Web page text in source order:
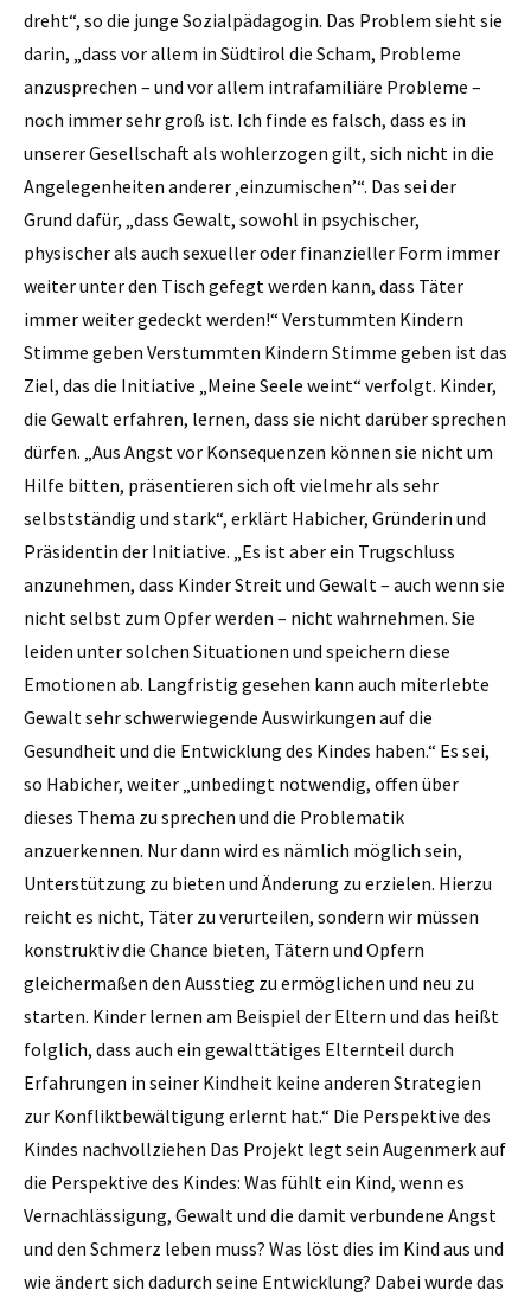
dreht“, so die junge Sozialpädagogin. Das Problem sieht sie
darin, „dass vor allem in Südtirol die Scham, Probleme
anzu­sprechen – und vor allem intrafamiliäre Probleme –
noch immer sehr groß ist. Ich finde es falsch, dass es in
unserer Gesellschaft als wohlerzogen gilt, sich nicht in die
Angelegenheiten anderer ‚einzumischen’“. Das sei der
Grund dafür, „dass Gewalt, sowohl in psychischer,
physischer als auch sexueller oder finanzieller Form immer
weiter unter den Tisch gefegt werden kann, dass Täter
immer weiter gedeckt werden!“ Verstummten Kindern
Stimme geben Verstummten Kindern Stimme geben ist das
Ziel, das die Initiative „Meine Seele weint“ verfolgt. Kinder,
die Gewalt erfahren, lernen, dass sie nicht darüber sprechen
dürfen. „Aus Angst vor Konsequenzen können sie nicht um
Hilfe ­bitten, präsentieren sich oft vielmehr als sehr
selbstständig und stark“, erklärt Habicher, Gründerin und
Präsidentin der Initiative. „Es ist aber ein Trugschluss
anzunehmen, dass Kinder Streit und Gewalt – auch wenn sie
nicht selbst zum Opfer werden – nicht wahrnehmen. Sie
leiden unter solchen Situationen und speichern diese
Emotionen ab. Langfristig gesehen kann auch miterlebte
Gewalt sehr schwerwiegende Auswirkungen auf die
Gesundheit und die Entwicklung des Kindes haben.“ Es sei,
so Habicher, weiter „unbedingt notwendig, offen über
dieses Thema zu sprechen und die Problematik
anzuerkennen. Nur dann wird es nämlich möglich sein,
Unterstützung zu bieten und Änderung zu erzielen. Hierzu
reicht es nicht, Täter zu verurteilen, sondern wir müssen
konstruktiv die Chance bieten, Tätern und Opfern
gleichermaßen den Ausstieg zu ermöglichen und neu zu
starten. Kinder lernen am Beispiel der ­Eltern und das heißt
folglich, dass auch ein gewalttätiges Elternteil durch
Erfahrungen in seiner Kindheit keine anderen Strategien
zur Konfliktbewältigung erlernt hat.“ Die Perspektive des
Kindes nachvollziehen Das Projekt legt sein Augenmerk auf
die Perspektive des Kindes: Was fühlt ein Kind, wenn es
Vernachlässigung, Gewalt und die damit verbundene Angst
und den Schmerz leben muss? Was löst dies im Kind aus und
wie ändert sich dadurch seine Entwicklung? Dabei wurde das